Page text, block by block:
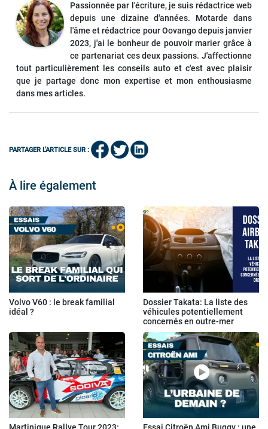
Passionnée par l'écriture, je suis rédactrice web
depuis une dizaine d'années. Motarde dans
l'âme et rédactrice pour Oovango depuis janvier
2023, j'ai le bonheur de pouvoir marier grâce à
ce partenariat ces deux passions. J'affectionne
tout particulièrement les conseils auto et c'est avec plaisir
que je partage donc mon expertise et mon enthousiasme
dans mes articles.
PARTAGER L'ARTICLE SUR :
À lire également
Volvo V60 : le break familial
idéal ?
Dossier Takata: La liste des
véhicules potentiellement
concernés en outre-mer